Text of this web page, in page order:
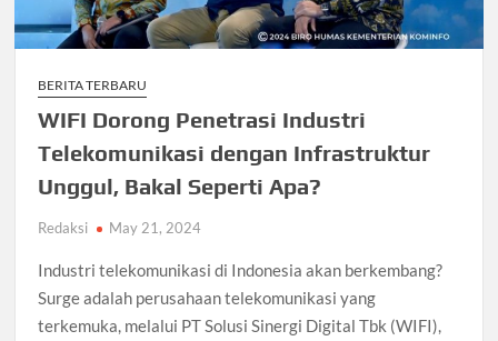
BERITA TERBARU
WIFI Dorong Penetrasi Industri
Telekomunikasi dengan Infrastruktur
Unggul, Bakal Seperti Apa?
Redaksi May 21, 2024
Industri telekomunikasi di Indonesia akan berkembang?
Surge adalah perusahaan telekomunikasi yang
terkemuka, melalui PT Solusi Sinergi Digital Tbk (WIFI),